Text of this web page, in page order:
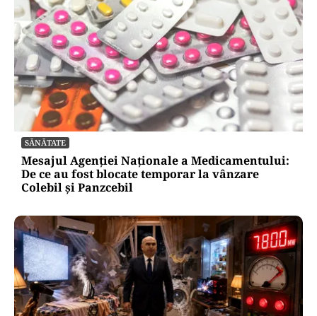
SĂNĂTATE
Mesajul Agenției Naționale a Medicamentului:
De ce au fost blocate temporar la vânzare
Colebil și Panzcebil